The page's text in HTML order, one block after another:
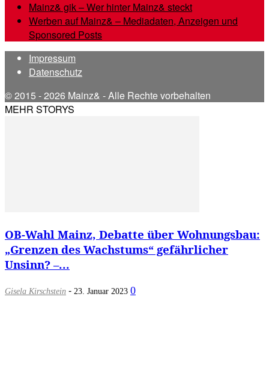
Mainz& gik – Wer hinter Mainz& steckt
Werben auf Mainz& – Mediadaten, Anzeigen und
Sponsored Posts
Impressum
Datenschutz
© 2015 - 2026 Mainz& - Alle Rechte vorbehalten
MEHR STORYS
OB-Wahl Mainz, Debatte über Wohnungsbau:
„Grenzen des Wachstums“ gefährlicher
Unsinn? –...
Gisela Kirschstein - 23. Januar 2023 0